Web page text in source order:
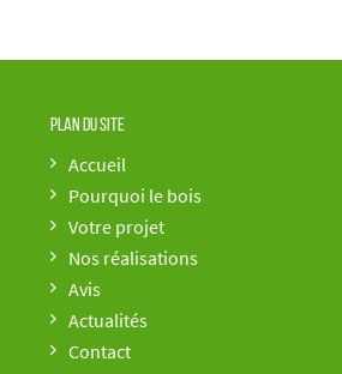
Plan du site
Accueil
Pourquoi le bois
Votre projet
Nos réalisations
Avis
Actualités
Contact